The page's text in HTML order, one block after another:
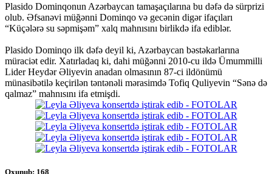
Plasido Dominqonun Azərbaycan tamaşaçılarına bu dəfə də sürprizi
olub. Əfsanəvi müğənni Dominqo və gecənin digər ifaçıları
“Küçələrə su səpmişəm” xalq mahnısını birlikdə ifa ediblər.
Plasido Dominqo ilk dəfə deyil ki, Azərbaycan bəstəkarlarına
müraciət edir. Xatırladaq ki, dahi müğənni 2010-cu ildə Ümummilli
Lider Heydər Əliyevin anadan olmasının 87-ci ildönümü
münasibətilə keçirilən təntənəli mərasimdə Tofiq Quliyevin “Sənə də
qalmaz” mahnısını ifa etmişdi.
Oxunub: 168